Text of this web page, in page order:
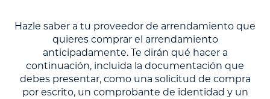
Hazle saber a tu proveedor de arrendamiento que
quieres comprar el arrendamiento
anticipadamente. Te dirán qué hacer a
continuación, incluida la documentación que
debes presentar, como una solicitud de compra
por escrito, un comprobante de identidad y un